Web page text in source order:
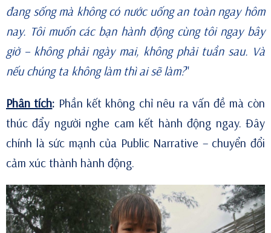
đang sống mà không có nước uống an toàn ngay hôm
nay. Tôi muốn các bạn hành động cùng tôi ngay bây
giờ – không phải ngày mai, không phải tuần sau. Và
nếu chúng ta không làm thì ai sẽ làm?"
Phân tích: Phần kết không chỉ nêu ra vấn đề mà còn
thúc đẩy người nghe cam kết hành động ngay. Đây
chính là sức mạnh của Public Narrative – chuyển đổi
cảm xúc thành hành động.